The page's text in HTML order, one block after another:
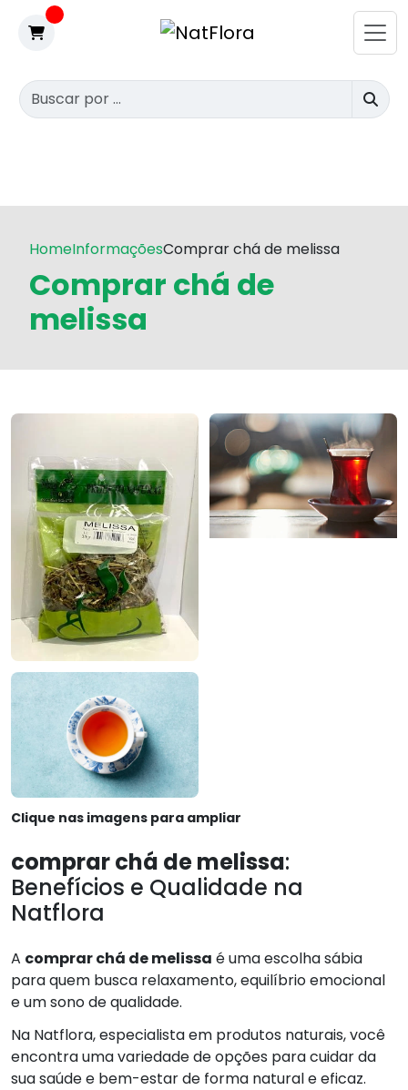
HomeInformaçõesComprar chá de melissa
Comprar chá de
melissa
Clique nas imagens para ampliar
comprar chá de melissa:
Benefícios e Qualidade na
Natflora
A comprar chá de melissa é uma escolha sábia
para quem busca relaxamento, equilíbrio emocional
e um sono de qualidade.
Na Natflora, especialista em produtos naturais, você
encontra uma variedade de opções para cuidar da
sua saúde e bem-estar de forma natural e eficaz.